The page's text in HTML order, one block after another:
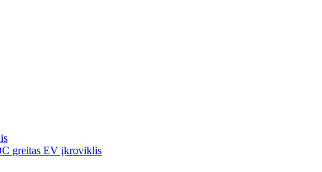
greitas EV įkroviklis